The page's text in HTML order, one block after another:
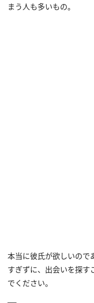
まう人も多いもの。
本当に彼氏が欲しいので
すぎずに、出会いを探す
でください。